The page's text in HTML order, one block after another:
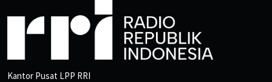
Kantor Pusat LPP RRI